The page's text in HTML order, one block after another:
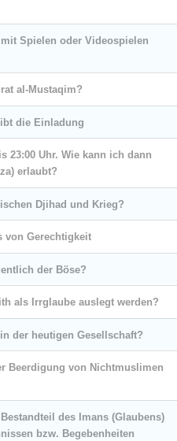
Spielen oder Videospielen
al-Mustaqim?
die Einladung
23:00 Uhr. Wie kann ich dann
erlaubt?
Djihad und Krieg?
von Gerechtigkeit
der Böse?
als Irrglaube auslegt werden?
der heutigen Gesellschaft?
Beerdigung von Nichtmuslimen
des Imans (Glaubens)
bzw. Begebenheiten